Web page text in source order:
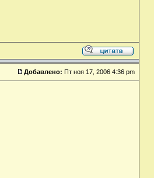
Добавлено: Пт ноя 17, 2006 4:36 pm